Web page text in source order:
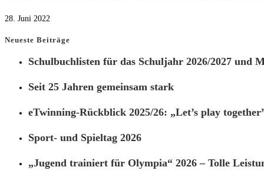
28. Juni 2022
Neueste Beiträge
Schulbuchlisten für das Schuljahr 2026/2027 und
Seit 25 Jahren gemeinsam stark
eTwinning-Rückblick 2025/26: „Let’s play
Sport- und Spieltag 2026
„Jugend trainiert für Olympia“ 2026 – Tolle